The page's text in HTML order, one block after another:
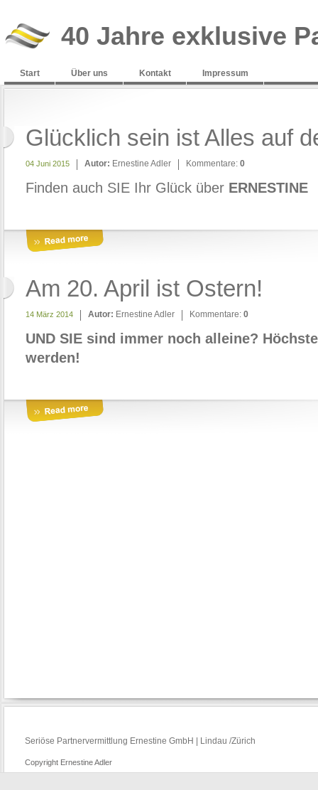
40 Jahre exklusive
Start Über uns Kontakt Impressum
Glücklich sein ist Alles auf
04 Juni 2015 Autor: Ernestine Adler Kommentare: 0
Finden auch SIE Ihr Glück über ERNESTINE
Am 20. April ist Ostern!
14 März 2014 Autor: Ernestine Adler Kommentare: 0
UND SIE sind immer noch alleine?
werden!
Seriöse Partnervermittlung Ernestine GmbH | Lindau /Zürich
Copyright Ernestine Adler